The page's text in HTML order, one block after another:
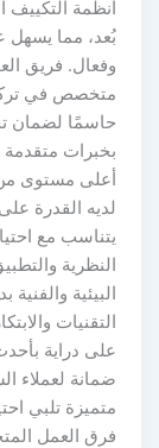
التكييف
مما يسهل على
فريق العمل
في تركيب
لضمان تحقيق
متقدمة
مستوى من
القدرة على
مع احتياجات
والتطبيق
والفنية
دراية بأحدث
لعملاء
تلبي
العمل المتخصصة